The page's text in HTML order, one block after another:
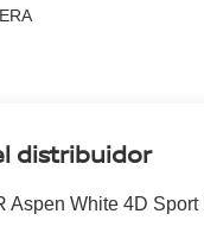
distribuidor
Aspen White 4D